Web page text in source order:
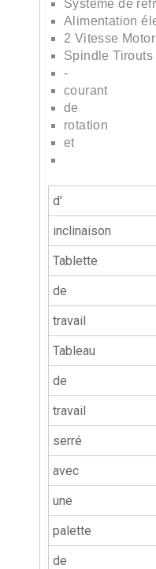
Système de
Alimentation
2 Vitesse Motor
Spindle
-
courant
de
rotation
et
d'
inclinaison
Tablette
de
travail
Tableau
de
travail
serré
avec
une
palette
de